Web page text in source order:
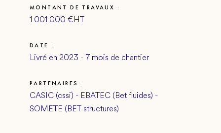
MONTANT DE TRAVAUX :
1 001 000 €HT
DATE :
Livré en 2023 - 7 mois de chantier
PARTENAIRES :
CASIC (cssi) - EBATEC (Bet fluides) -
SOMETE (BET structures)